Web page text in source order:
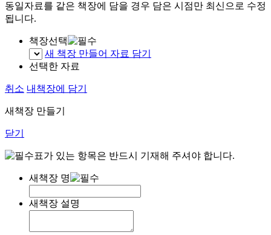
동일자료를 같은 책장에 담을 경우 담은 시점만 최신으로 수정
됩니다.
책장선택
새 책장 만들어 자료 담기
선택한 자료
취소 내책장에 담기
새책장 만들기
닫기
표가 있는 항목은 반드시 기재해 주셔야 합니다.
새책장 명
새책장 설명